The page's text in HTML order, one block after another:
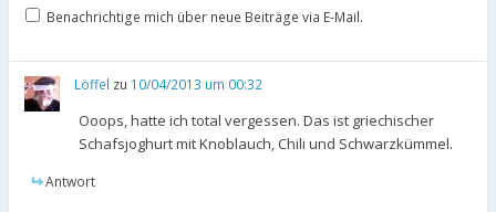
Benachrichtige mich über neue Beiträge via E-Mail.
Löffel zu 10/04/2013 um 00:32
Ooops, hatte ich total vergessen. Das ist griechischer
Schafsjoghurt mit Knoblauch, Chili und Schwarzkümmel.
Antwort